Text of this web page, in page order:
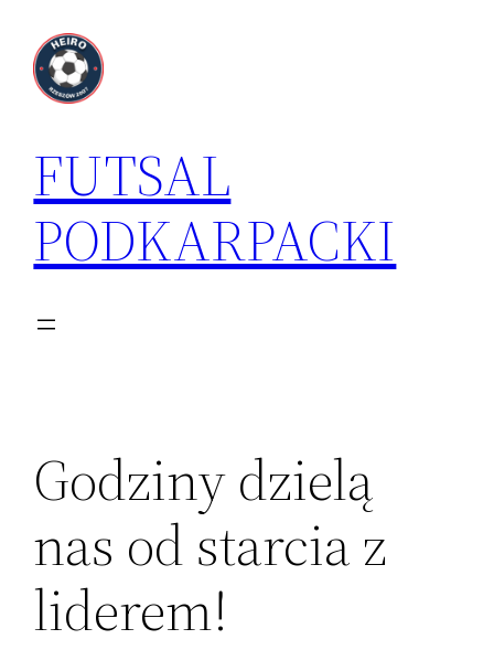
treści
FUTSAL
PODKARPACKI
Godziny dzielą
nas od starcia z
liderem!